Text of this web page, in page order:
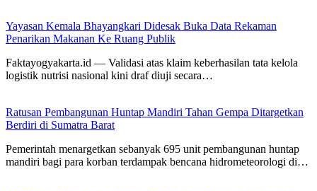
Yayasan Kemala Bhayangkari Didesak Buka Data Rekaman
Penarikan Makanan Ke Ruang Publik
Faktayogyakarta.id — Validasi atas klaim keberhasilan tata kelola
logistik nutrisi nasional kini draf diuji secara…
Ratusan Pembangunan Huntap Mandiri Tahan Gempa Ditargetkan
Berdiri di Sumatra Barat
Pemerintah menargetkan sebanyak 695 unit pembangunan huntap
mandiri bagi para korban terdampak bencana hidrometeorologi di…